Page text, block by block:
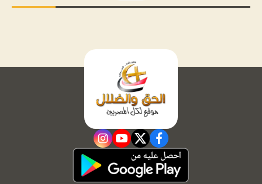
facebook
twitter
youtube
instagram